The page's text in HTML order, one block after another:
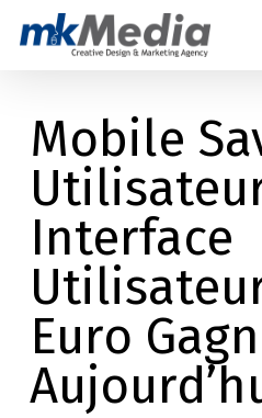
contentMobile
Interface
Euro